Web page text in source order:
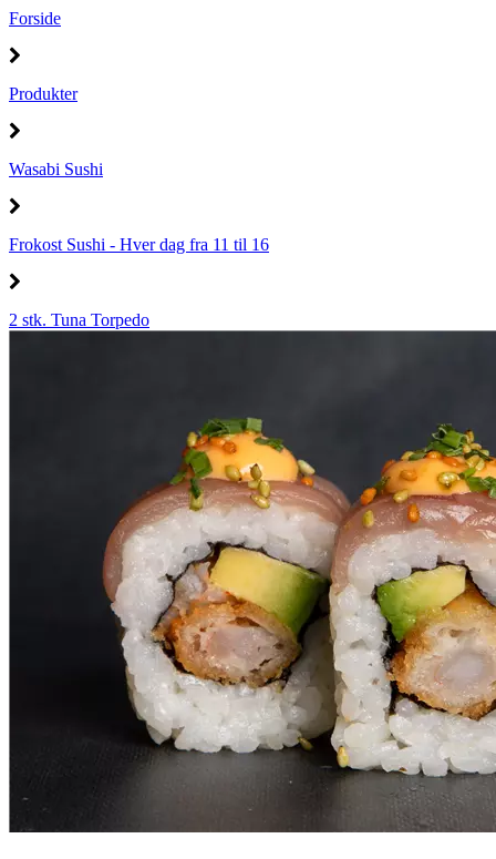
Forside
Produkter
Wasabi Sushi
Frokost Sushi - Hver dag fra 11 til 16
2 stk. Tuna Torpedo